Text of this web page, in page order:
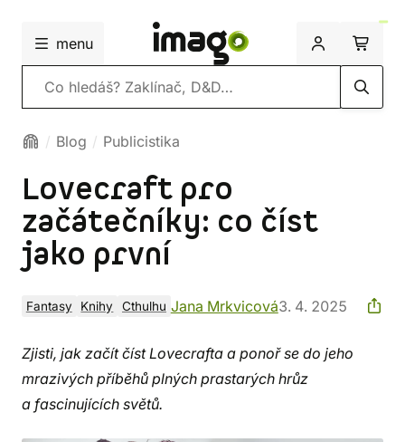
menu
Vyhledávání
Blog Publicistika
Lovecraft pro
začátečníky: co číst
jako první
Fantasy Knihy Cthulhu Jana Mrkvicová3. 4. 2025
Zjisti, jak začít číst Lovecrafta a ponoř se do jeho
mrazivých příběhů plných prastarých hrůz
a fascinujících světů.